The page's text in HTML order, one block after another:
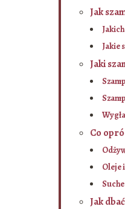
Jak
Jakie
Jaki
Co
Oleje
Jak